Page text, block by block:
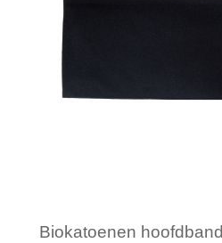
Biokatoenen hoofdband